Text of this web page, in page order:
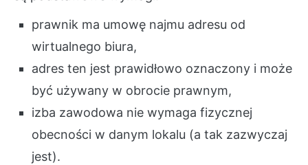
prawnik ma umowę najmu adresu od
wirtualnego biura,
adres ten jest prawidłowo oznaczony i może
być używany w obrocie prawnym,
izba zawodowa nie wymaga fizycznej
obecności w danym lokalu (a tak zazwyczaj
jest).